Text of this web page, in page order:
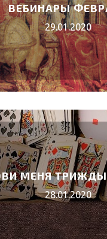
ВЕБИНАРЫ
29.01.2020
МЕНЯ
28.01.2020